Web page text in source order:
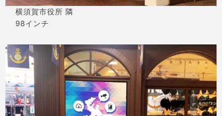
横須賀市役所 隣
98インチ